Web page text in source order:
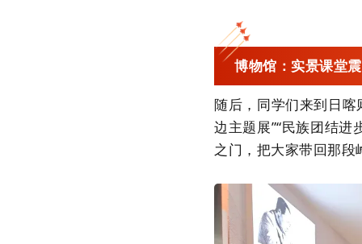
博物馆：实景课堂
随后，同学们来到日喀
边主题展”“民族团结
之门，把大家带回那段